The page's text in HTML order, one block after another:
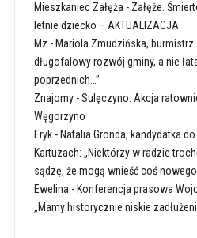
Mieszkaniec Załęża - Załęże.
letnie dziecko – AKTUALIZACJA
Mz - Mariola Zmudzińska,
długofalowy rozwój gminy, a nie
poprzednich…”
Znajomy-Sulęczyno. Akcja
Węgorzyno
Eryk- Natalia Gronda, kandydatka
Kartuzach: „Niektórzy w radzie
sądzę, że mogą wnieść coś
Ewelina - Konferencja prasowa
„Mamy historycznie niskie